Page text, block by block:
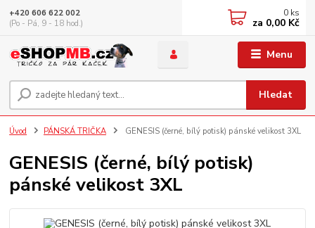
Menu
Hledat
+420 606 622 002
(Po - Pá, 9 - 18 hod.)
0 ks
za 0,00 Kč
Úvod PÁNSKÁ TRIČKA GENESIS (černé, bílý potisk) pánské velikost 3XL
GENESIS (černé, bílý potisk)
pánské velikost 3XL